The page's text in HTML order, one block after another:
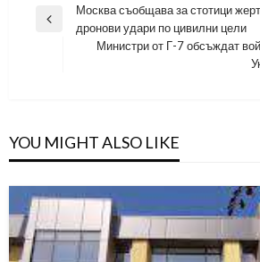
Навигация
Previous
Москва съобщава за стотици
дронови удари по цивилни цели
Министри от Г-7 обсъждат
YOU MIGHT ALSO LIKE